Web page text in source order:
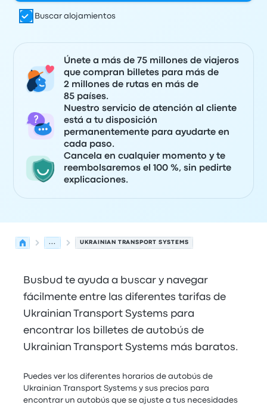
Buscar alojamientos
Únete a más de 75 millones de viajeros
que compran billetes para más de
2 millones de rutas en más de
85 países.
Nuestro servicio de atención al cliente
está a tu disposición
permanentemente para ayudarte en
cada paso.
Cancela en cualquier momento y te
reembolsaremos el 100 %, sin pedirte
explicaciones.
... UKRAINIAN TRANSPORT SYSTEMS
Busbud te ayuda a buscar y navegar
fácilmente entre las diferentes tarifas de
Ukrainian Transport Systems para
encontrar los billetes de autobús de
Ukrainian Transport Systems más baratos.
Puedes ver los diferentes horarios de autobús de
Ukrainian Transport Systems y sus precios para
encontrar un autobús que se ajuste a tus necesidades